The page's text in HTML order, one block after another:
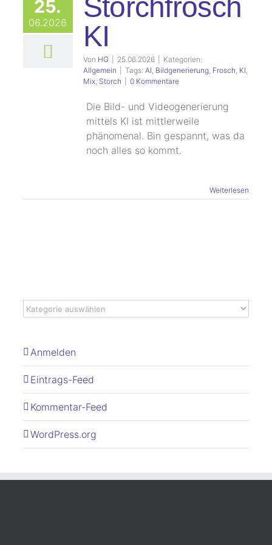
25.
06.2026
Storchfrosch
KI
Von HG 25.06.2026
Kategorien:
Allgemein
Tags: AI, Bildgenerierung, Frosch, KI,
Mix, Storch 0 Kommentare
Die Bild- und Videogenerierung
mittels KI ist mittlerweile
phänomenal. Bin gespannt, was da
noch alles so kommt.
Weiterlesen
Anmelden
Eintrags-Feed
Kommentar-Feed
WordPress.org